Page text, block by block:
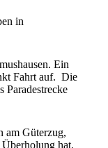
in
Ein
Fahrt auf. Die
Paradestrecke
am Güterzug,
hat.